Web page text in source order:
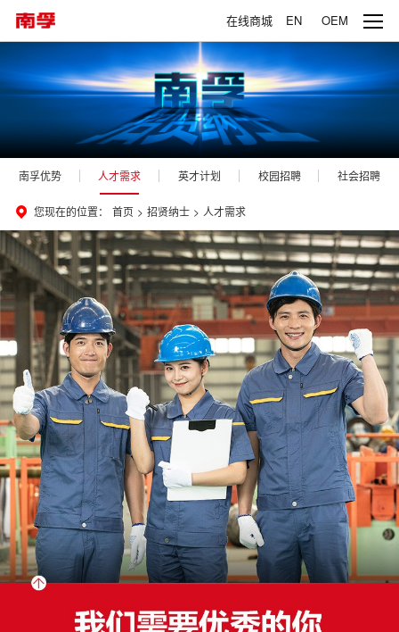
在线商城 EN OEM
南孚优势 人才需求 英才计划 校园招聘 社会招聘
您现在的位置： 首页 > 招贤纳士 > 人才需求